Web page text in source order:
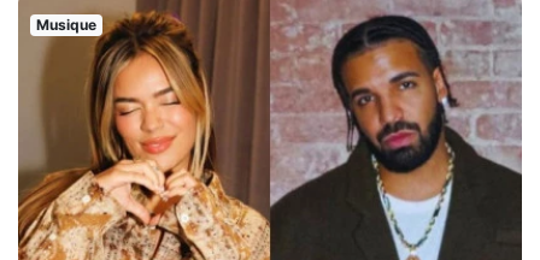
Musique